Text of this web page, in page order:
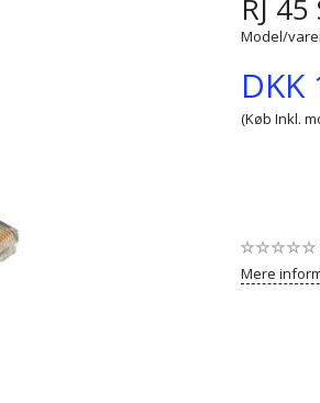
RJ
Model/
DKK
(Køb Inkl.
Mere